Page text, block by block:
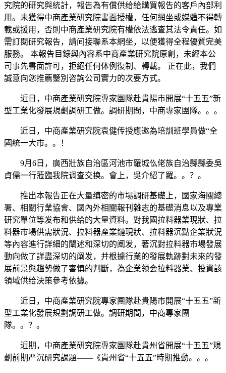
究院的研究與統計，報告為有償供给給購買報告的客戶內部利
用。未獲得中商產業研究院書面授權，任何網坐或媒體不得轉
載或援用，否則中商產業研究院有權依法逃查其法令責任。如
需訂閱研究報告，請间接聯系本網坐，以便獲得全程優質完美
服務。 本報告目錄與內容系中商產業研究院原創，未經本公
司事先書面許可，拒絕任何体例復制、轉載。 正在此，我們
誠意向您推薦鑒別咨詢公司實力的次要方式。
近日，中商產業研究院專家團隊赴貴陽市開展“十五五”新
型工業化發展規劃調研工做。調研期間，中商專家團隊。。。
近日，中商產業研究院袁健传授應邀為培訓班學員做“全
國統一大市。。！
9月6日，廣西壯族自治區河池市羅城仫佬族自治縣縣委吳
貞儒一行蒞臨我院调查交换。會上，吳介紹了羅。。？。
推出本報告正在大量缜密的市場調研基礎上，國家海關總
署、相關行業協會、國內外相關報刊雜志的基礎消息以及專業
研究單位等发布和供给的大量資料。對我國拉料器業現狀、拉
料器市場供需狀況、拉料器產業鏈現狀、拉料器沉點企業狀況
等內容進行詳細的闡述和深切的阐发，著沉對拉料器市場發展
動向做了詳盡深切的阐发，并根據行業的發展軌跡對未來的發
展前景與趨勢做了審慎的判斷，為企業领会拉料器業、投資該
領域供给決策參考依據。
近日，中商產業研究院專家團隊赴貴陽市開展“十五五”新
型工業化發展規劃調研工做。調研期間，中商專家團
隊。。？。
近期，中商產業研究院專家團隊赴貴州省開展“十五五”規
劃前期严沉研究課題——《貴州省“十五五”時期推動。。。